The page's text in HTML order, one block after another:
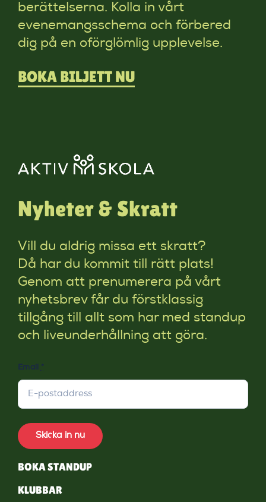
berättelserna. Kolla in vårt
evenemangsschema och förbered
dig på en oförglömlig upplevelse.
BOKA BILJETT NU
Nyheter & Skratt
Vill du aldrig missa ett skratt?
Då har du kommit till rätt plats!
Genom att prenumerera på vårt
nyhetsbrev får du förstklassig
tillgång till allt som har med standup
och liveunderhållning att göra.
Email *
Skicka in nu
BOKA STANDUP
KLUBBAR